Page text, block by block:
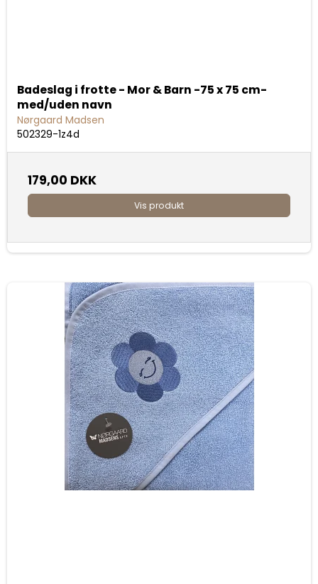
Badeslag i frotte - Mor & Barn -75 x 75 cm-
med/uden navn
Nørgaard Madsen
502329-1z4d
179,00 DKK
Vis produkt